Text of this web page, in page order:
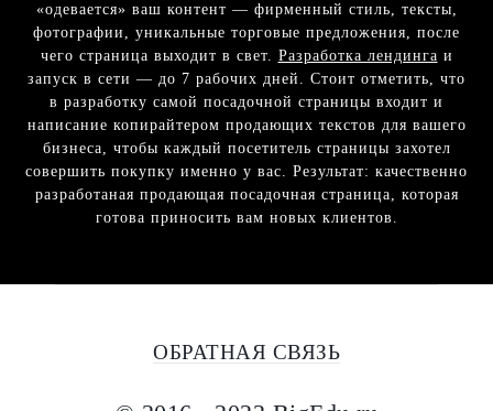
«одевается» ваш контент — фирменный стиль, тексты,
фотографии, уникальные торговые предложения, после
чего страница выходит в свет. Разработка лендинга и
запуск в сети — до 7 рабочих дней. Стоит отметить, что
в разработку самой посадочной страницы входит и
написание копирайтером продающих текстов для вашего
бизнеса, чтобы каждый посетитель страницы захотел
совершить покупку именно у вас. Результат: качественно
разработаная продающая посадочная страница, которая
готова приносить вам новых клиентов.
ОБРАТНАЯ СВЯЗЬ